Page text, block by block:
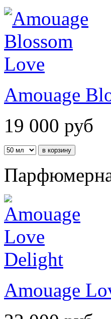
Amouage
19 000 руб
Amouage